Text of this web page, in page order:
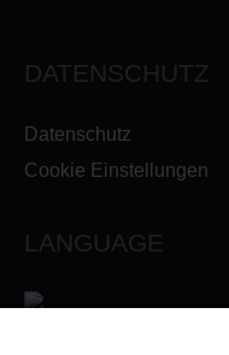
DATENSCHUTZ
Datenschutz
Cookie Einstellungen
LANGUAGE